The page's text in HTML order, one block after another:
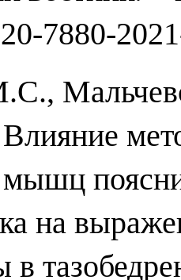
7880-
на
в